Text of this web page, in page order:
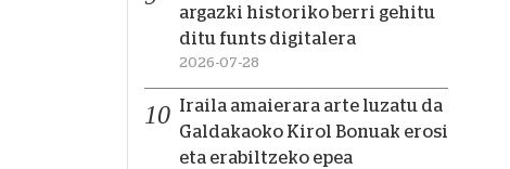
argazki historiko berri gehitu
ditu funts digitalera
2026-07-28
Iraila amaierara arte luzatu da
Galdakaoko Kirol Bonuak erosi
eta erabiltzeko epea